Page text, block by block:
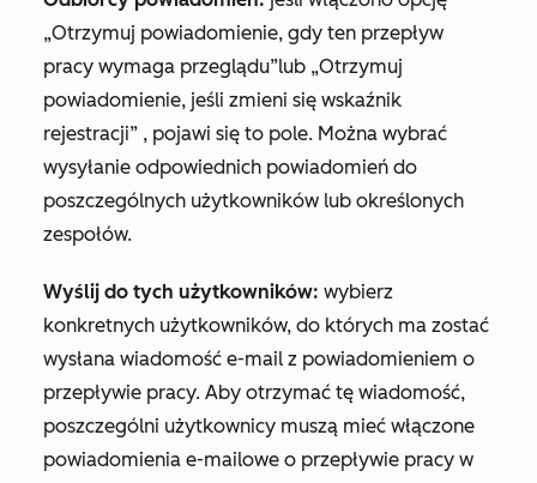
„Otrzymuj powiadomienie, gdy ten przepływ
pracy wymaga przeglądu”lub „Otrzymuj
powiadomienie, jeśli zmieni się wskaźnik
rejestracji” , pojawi się to pole. Można wybrać
wysyłanie odpowiednich powiadomień do
poszczególnych użytkowników lub określonych
zespołów.
Wyślij do tych użytkowników: wybierz
konkretnych użytkowników, do których ma zostać
wysłana wiadomość e-mail z powiadomieniem o
przepływie pracy. Aby otrzymać tę wiadomość,
poszczególni użytkownicy muszą mieć włączone
powiadomienia e-mailowe o przepływie pracy w